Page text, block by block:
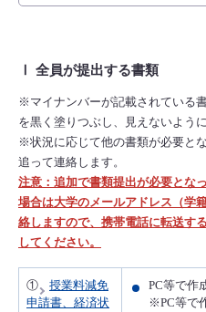
Ⅰ 全員が提出する書類
※マイナンバーが記載されている
を黒く塗りつぶし、見えないよう
※状況に応じて他の書類が必要と
追って連絡します。
注意：追加で書類提出が必要とな
場合は大学のメールアドレス（学
絡しますので、携帯電話に転送す
してください。
①
授業料減免
申請書、経済状
PC等で作
※PC等で